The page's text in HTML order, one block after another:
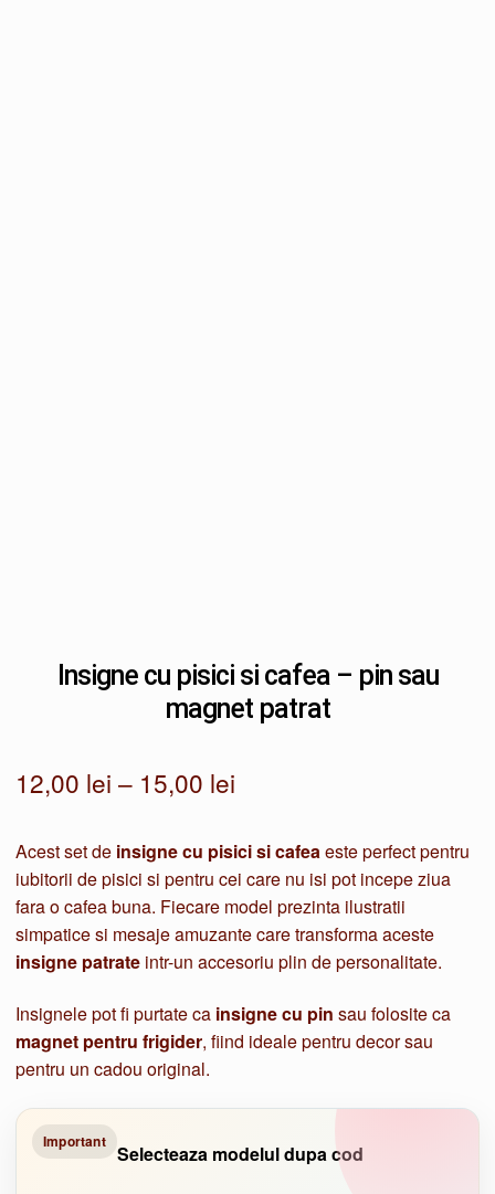
Insigne cu pisici si cafea – pin sau
magnet patrat
12,00 lei – 15,00 lei
prețuri:
12,00 lei
până
la
15,00 lei
Acest set de insigne cu pisici si cafea este perfect pentru
iubitorii de pisici si pentru cei care nu isi pot incepe ziua
fara o cafea buna. Fiecare model prezinta ilustratii
simpatice si mesaje amuzante care transforma aceste
insigne patrate intr-un accesoriu plin de personalitate.
Insignele pot fi purtate ca insigne cu pin sau folosite ca
magnet pentru frigider, fiind ideale pentru decor sau
pentru un cadou original.
Important Selecteaza modelul dupa cod